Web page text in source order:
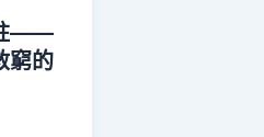
——
窮的